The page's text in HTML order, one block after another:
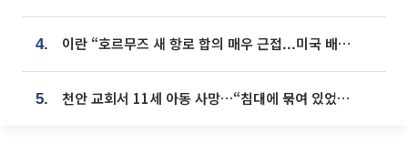
4. 이란 “호르무즈 새 항로 합의 매우 근접...미국 배상 먼저”
5. 천안 교회서 11세 아동 사망…“침대에 묶여 있었다” 진술 확보